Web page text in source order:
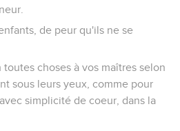
de peur qu'ils ne se
choses à vos maîtres selon
sous leurs yeux, comme pour
simplicité de coeur, dans la